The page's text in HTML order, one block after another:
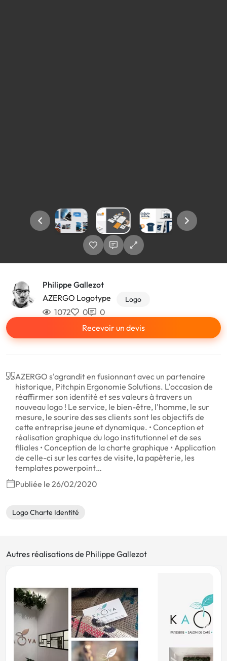
Philippe Gallezot
AZERGO Logotype
Logo
1072 0
0
Recevoir un devis
AZERGO s'agrandit en fusionnant avec un partenaire
historique, Pitchpin Ergonomie Solutions. L'occasion de
réaffirmer son identité et ses valeurs à travers un
nouveau logo ! Le service, le bien-être, l'homme, le sur
mesure, le sourire des ses clients sont les objectifs de
cette entreprise jeune et dynamique. • Conception et
réalisation graphique du logo institutionnel et de ses
filiales • Conception de la charte graphique • Application
de celle-ci sur les cartes de visite, la papèterie, les
templates powerpoint…
Publiée le 26/02/2020
Logo Charte Identité
Autres réalisations de Philippe Gallezot